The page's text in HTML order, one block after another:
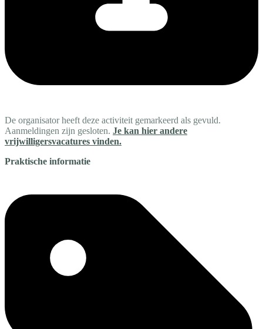
De organisator heeft deze activiteit gemarkeerd als gevuld.
Aanmeldingen zijn gesloten. Je kan hier andere
vrijwilligersvacatures vinden.
Praktische informatie